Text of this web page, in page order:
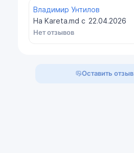
Владимир Унтилов
На Kareta.md с 22.04.2026
Нет отзывов
Оставить отзыв